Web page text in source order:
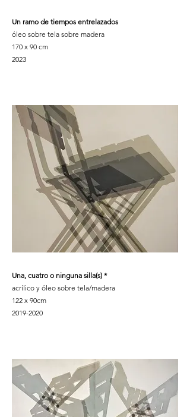
Un ramo de tiempos entrelazados
óleo sobre tela sobre madera
170 x 90 cm
2023
Una, cuatro o ninguna silla(s) *
acrílico y óleo sobre tela/madera
122 x 90cm
2019-2020